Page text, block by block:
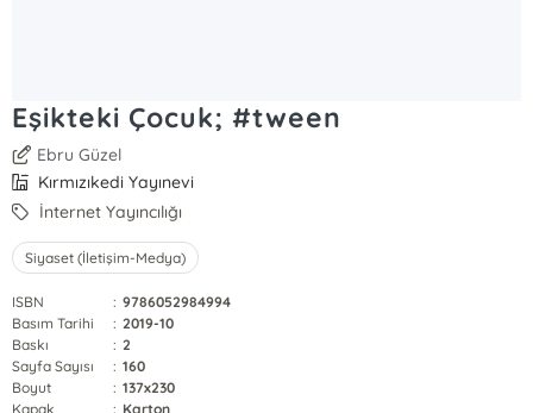
Eşikteki Çocuk; #tween
Ebru Güzel
Kırmızıkedi Yayınevi
İnternet Yayıncılığı
Siyaset (İletişim-Medya)
ISBN : 9786052984994
Basım Tarihi
: 2019-10
Baskı
: 2
Sayfa Sayısı
: 160
Boyut
: 137x230
Kapak
: Karton